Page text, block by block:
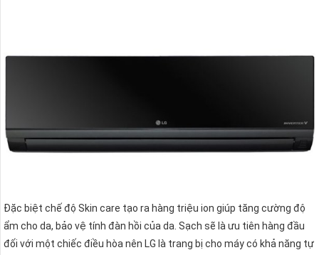
Đặc biệt chế độ Skin care tạo ra hàng triệu ion giúp tăng cường độ
ẩm cho da, bảo vệ tính đàn hồi của da. Sạch sẽ là ưu tiên hàng đầu
đối với một chiếc điều hòa nên LG là trang bị cho máy có khả năng tự